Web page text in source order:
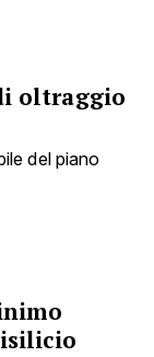
oltraggio
del piano